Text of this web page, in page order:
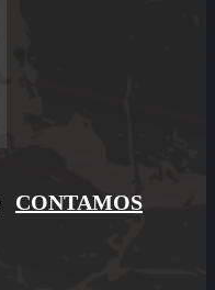
CONTAMOS